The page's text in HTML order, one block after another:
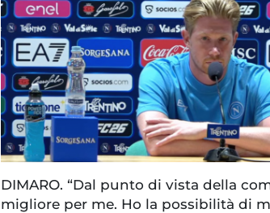
DIMARO. “Dal punto di vista della
migliore per me. Ho la possibilità di